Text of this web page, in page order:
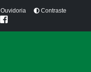
Ouvidoria
Contraste